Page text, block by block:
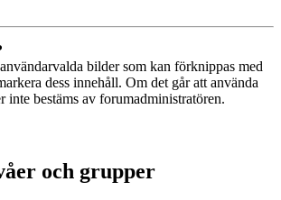
bilder som kan förknippas med
dess innehåll. Om det går att använda
inte bestäms av forumadministratören.
och grupper